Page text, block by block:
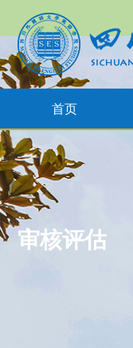
首页
审核评估